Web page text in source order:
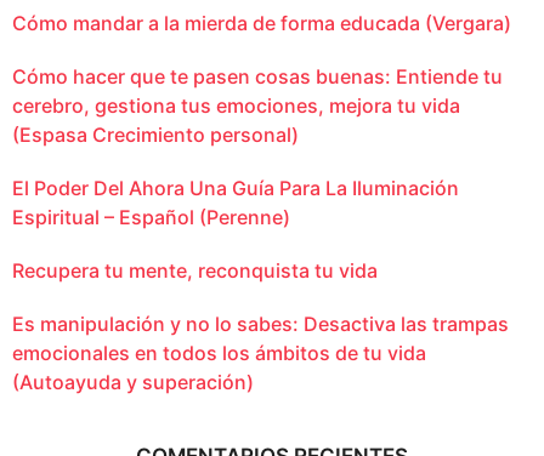
Cómo mandar a la mierda de forma educada (Vergara)
Cómo hacer que te pasen cosas buenas: Entiende tu
cerebro, gestiona tus emociones, mejora tu vida
(Espasa Crecimiento personal)
El Poder Del Ahora Una Guía Para La Iluminación
Espiritual – Español (Perenne)
Recupera tu mente, reconquista tu vida
Es manipulación y no lo sabes: Desactiva las trampas
emocionales en todos los ámbitos de tu vida
(Autoayuda y superación)